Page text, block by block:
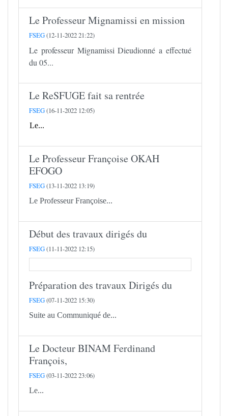
Le Professeur Mignamissi en mission
FSEG(12-11-2022 21:22)
Le professeur Mignamissi Dieudionné a effectué
du 05...
Le ReSFUGE fait sa rentrée
FSEG(16-11-2022 12:05)
Le...
Le Professeur Françoise OKAH
EFOGO
FSEG(13-11-2022 13:19)
Le Professeur Françoise...
Début des travaux dirigés du
FSEG(11-11-2022 12:15)
Préparation des travaux Dirigés du
FSEG(07-11-2022 15:30)
Suite au Communiqué de...
Le Docteur BINAM Ferdinand
François,
FSEG(03-11-2022 23:06)
Le...